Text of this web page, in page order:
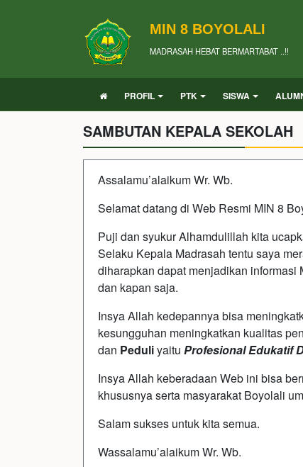
MIN 8 BOYOLALI
MADRASAH HEBAT BERMARTABAT ..!!
PROFIL PTK SISWA
SAMBUTAN KEPALA SEKOLAH
Assalamu’alaikum Wr. Wb.
Selamat datang di Web Resmi MIN 8
Puji dan syukur Alhamdulillah kita
Selaku Kepala Madrasah tentu saya
diharapkan dapat menjadikan
dan kapan saja.
Insya Allah kedepannya bisa
kesungguhan meningkatkan kualitas
dan Peduliyaitu Profesional Edukatif
Insya Allah keberadaan Web ini bisa
khususnya serta masyarakat Boyolali
Salam sukses untuk kita semua.
Wassalamu’alaikum Wr. Wb.